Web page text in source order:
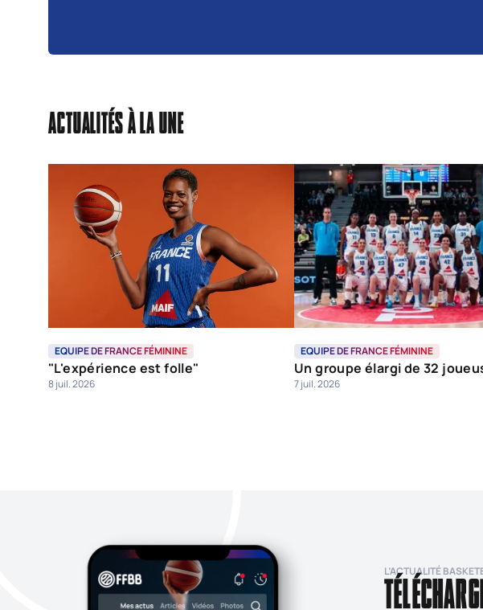
ACTUALITÉS À LA UNE
EQUIPE DE FRANCE FÉMININE
"L'expérience est folle"
8 juil. 2026
EQUIPE DE FRANCE FÉMININE
Un groupe élargi de 32
7 juil. 2026
L’ACTUALITÉ